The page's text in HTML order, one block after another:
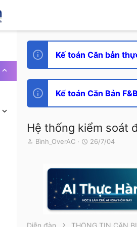
Kế toán Căn bản
Kế toán Căn Bản
Hệ thống kiểm soát
T
r
Bình_OverAC
N
y
ử
i
26/7/04
Diễn đàn